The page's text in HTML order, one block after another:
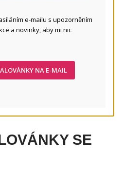
e-mailu s upozorněním
a novinky, aby mi nic
NA E-MAIL
SE